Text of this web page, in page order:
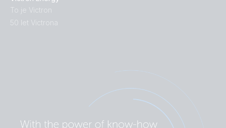
To je Victron
50 let Victrona